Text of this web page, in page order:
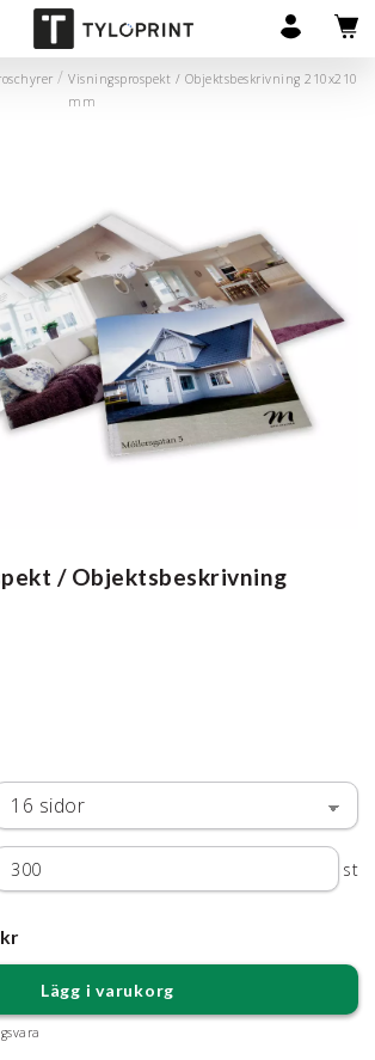
Visningsprospekt / Objektsbeskrivning 210x210
mm
/ Objektsbeskrivning
st
Lägg i varukorg